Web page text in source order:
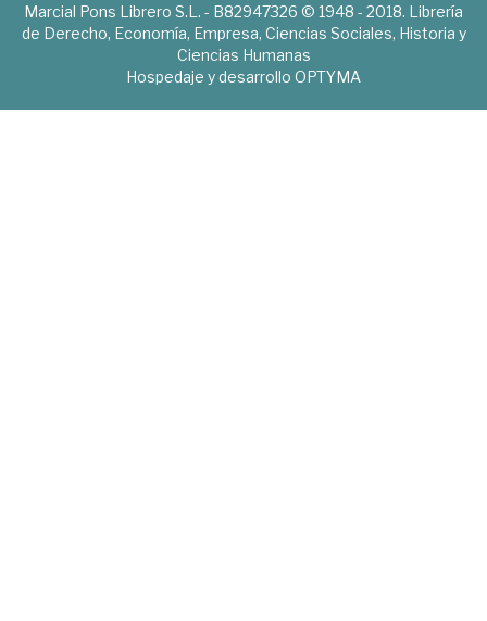
Marcial Pons Librero S.L. - B82947326 © 1948 - 2018. Librería
de Derecho, Economía, Empresa, Ciencias Sociales, Historia y
Ciencias Humanas
Hospedaje y desarrollo OPTYMA